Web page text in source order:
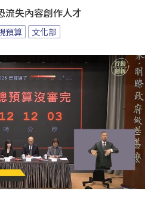
流失內容創作人才
預算 文化部